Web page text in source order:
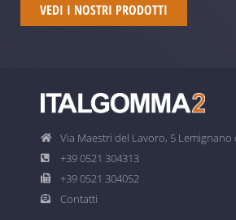
VEDI I NOSTRI PRODOTTI
Via Maestri del Lavoro, 5 Lemignano
+39 0521 304313
+39 0521 304052
Contatti